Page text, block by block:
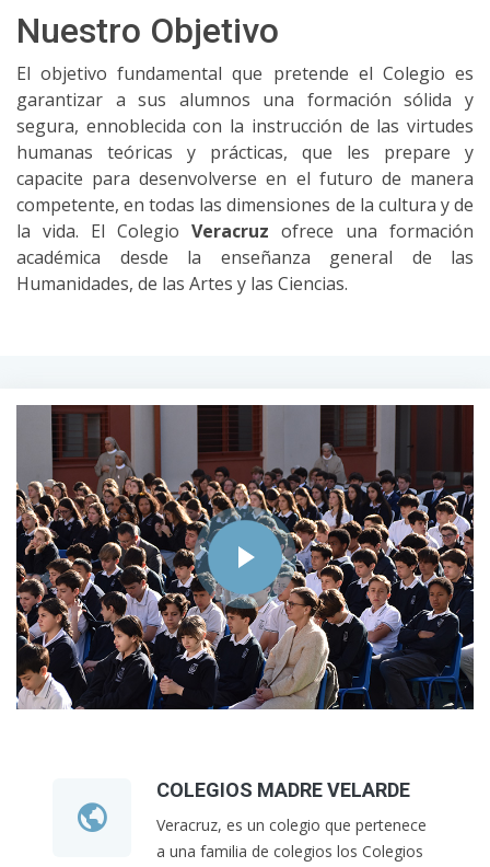
Nuestro Objetivo
El objetivo fundamental que pretende el Colegio es
garantizar a sus alumnos una formación sólida y
segura, ennoblecida con la instrucción de las virtudes
humanas teóricas y prácticas, que les prepare y
capacite para desenvolverse en el futuro de manera
competente, en todas las dimensiones de la cultura y de
la vida. El Colegio Veracruz ofrece una formación
académica desde la enseñanza general de las
Humanidades, de las Artes y las Ciencias.
COLEGIOS MADRE VELARDE
Veracruz, es un colegio que pertenece
a una familia de colegios los Colegios